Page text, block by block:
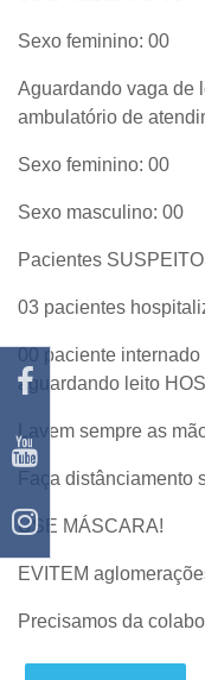
Sexo feminino: 00
Aguardando vaga de
ambulatório de
Sexo feminino: 00
Sexo masculino: 00
Pacientes
03 pacientes
00 paciente
aguardando leito
Lavem sempre as
Faça distânciamento
USE MÁSCARA!
EVITEM
Precisamos da